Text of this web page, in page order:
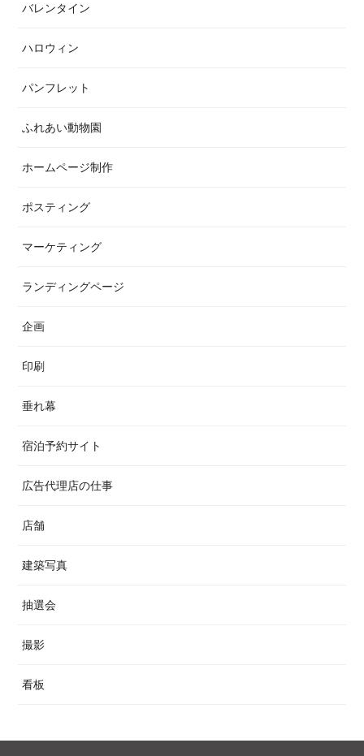
バレンタイン
ハロウィン
パンフレット
ふれあい動物園
ホームページ制作
ポスティング
マーケティング
ランディングページ
企画
印刷
垂れ幕
宿泊予約サイト
広告代理店の仕事
店舗
建築写真
抽選会
撮影
看板